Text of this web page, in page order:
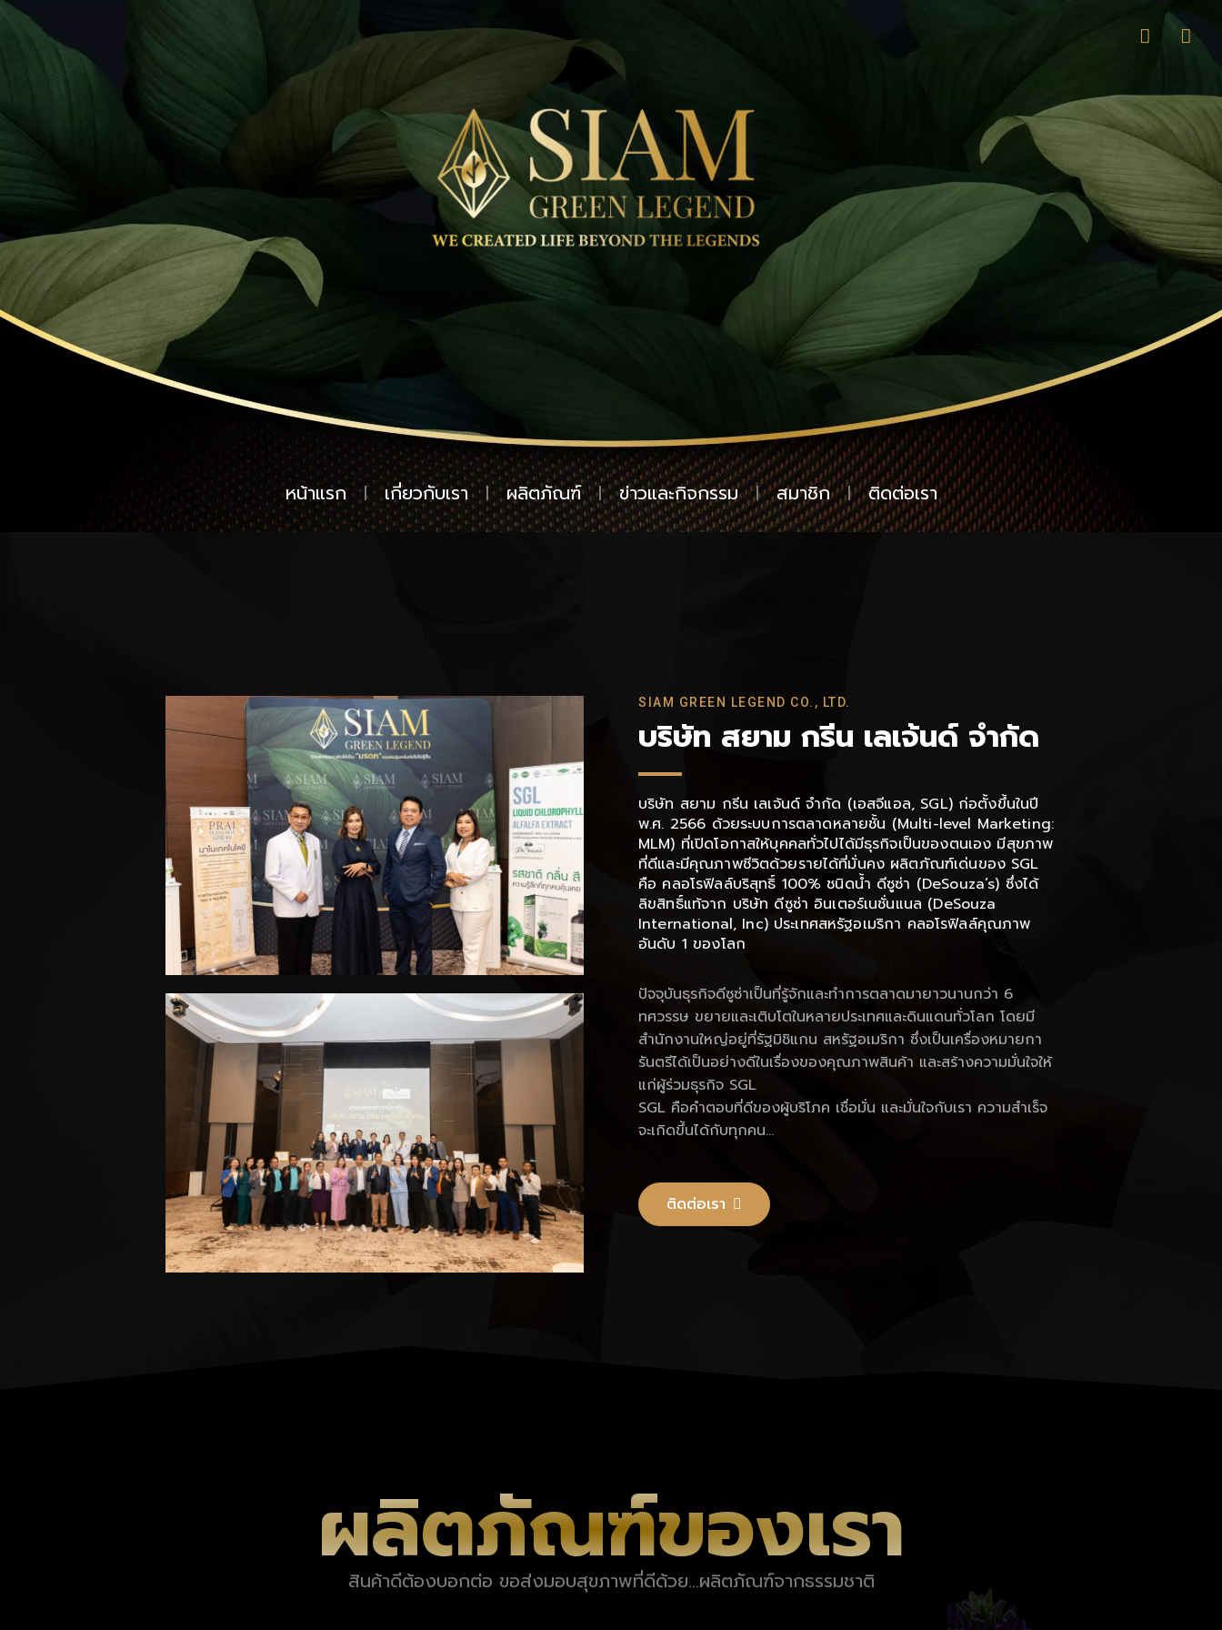
หน้าแรก เกี่ยวกับเรา ผลิตภัณฑ์ ข่าวและกิจกรรม สมาชิก ติดต่อเรา
SIAM GREEN LEGEND CO., LTD.
บริษัท สยาม กรีน เลเจ้นด์ จำกัด
บริษัท สยาม กรีน เลเจ้นด์ จำกัด (เอสจีแอล, SGL) ก่อตั้งขึ้นในปี
พ.ศ. 2566 ด้วยระบบการตลาดหลายชั้น (Multi-level Marketing:
MLM) ที่เปิดโอกาสให้บุคคลทั่วไปได้มีธุรกิจเป็นของตนเอง มีสุขภาพ
ที่ดีและมีคุณภาพชีวิตด้วยรายได้ที่มั่นคง ผลิตภัณฑ์เด่นของ SGL
คือ คลอโรฟิลล์บริสุทธิ์ 100% ชนิดน้ำ ดีซูซ่า (DeSouza’s) ซึ่งได้
ลิขสิทธิ์แท้จาก บริษัท ดีซูซ่า อินเตอร์เนชั่นแนล (DeSouza
International, Inc) ประเทศสหรัฐอเมริกา คลอโรฟิลล์คุณภาพ
อันดับ 1 ของโลก
ปัจจุบันธุรกิจดีซูซ่าเป็นที่รู้จักและทำการตลาดมายาวนานกว่า 6
ทศวรรษ ขยายและเติบโตในหลายประเทศและดินแดนทั่วโลก โดยมี
สำนักงานใหญ่อยู่ที่รัฐมิชิแกน สหรัฐอเมริกา ซึ่งเป็นเครื่องหมายกา
รันตรีได้เป็นอย่างดีในเรื่องของคุณภาพสินค้า และสร้างความมั่นใจให้
แก่ผู้ร่วมธุรกิจ SGL
SGL คือคำตอบที่ดีของผู้บริโภค เชื่อมั่น และมั่นใจกับเรา ความสำเร็จ
จะเกิดขึ้นได้กับทุกคน…
ติดต่อเรา
ผลิตภัณฑ์ของเรา
สินค้าดีต้องบอกต่อ ขอส่งมอบสุขภาพที่ดีด้วย…ผลิตภัณฑ์จากธรรมชาติ